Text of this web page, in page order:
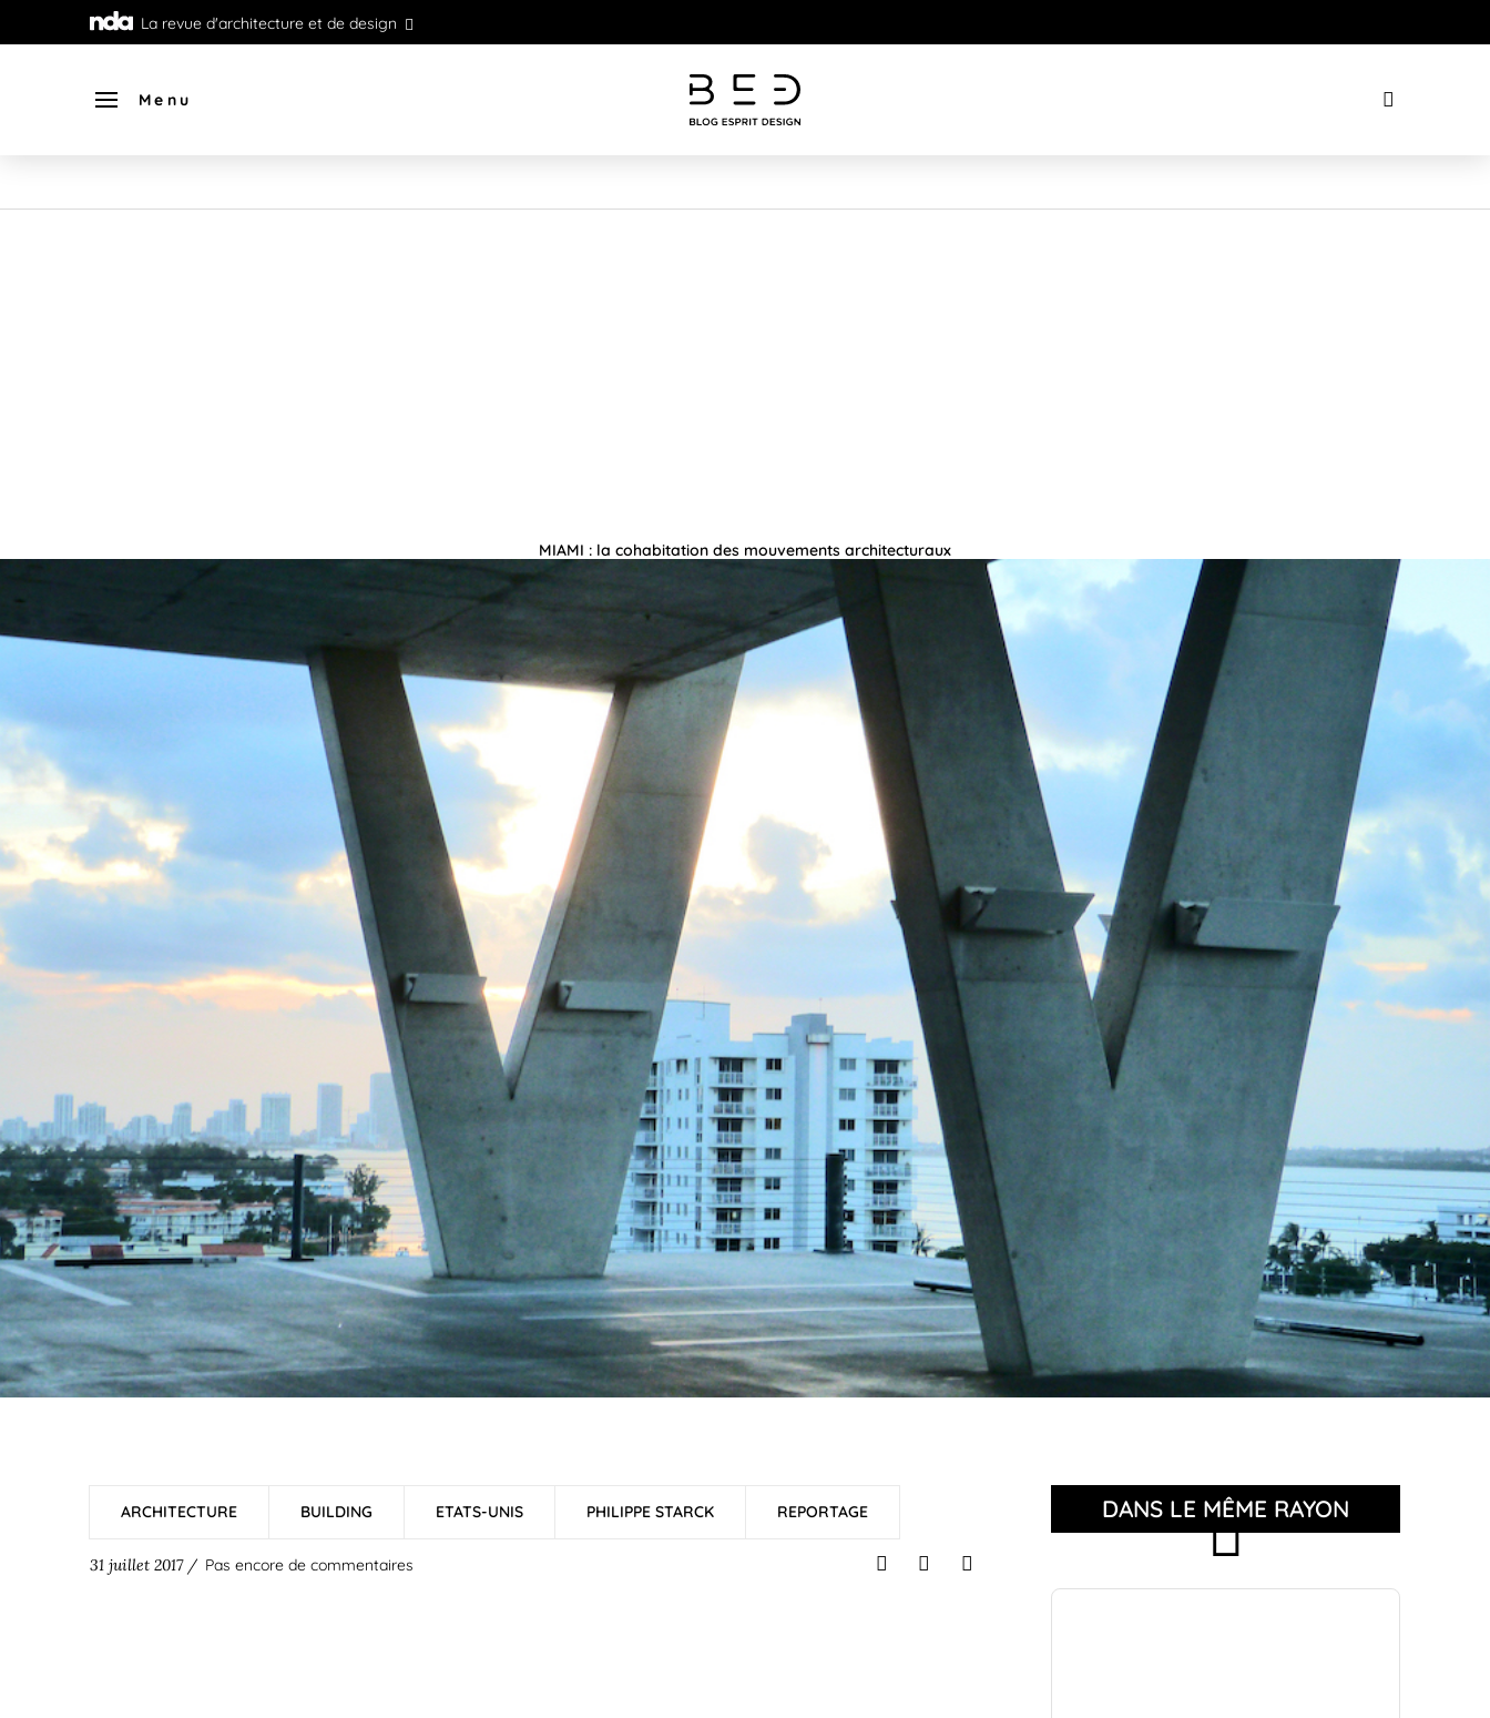
La revue d'architecture et de design
Menu
MIAMI : la cohabitation des mouvements architecturaux
ARCHITECTURE BUILDING ETATS-UNIS PHILIPPE STARCK REPORTAGE
31 juillet 2017 / Pas encore de commentaires
DANS LE MÊME RAYON